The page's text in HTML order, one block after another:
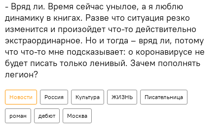
- Вряд ли. Время сейчас унылое, а я люблю
динамику в книгах. Разве что ситуация резко
изменится и произойдет что-то действительно
экстраординарное. Но и тогда – вряд ли, потому
что что-то мне подсказывает: о коронавирусе не
будет писать только ленивый. Зачем пополнять
легион?
Новости Россия Культура ЖИЗНЬ Писательница
роман дебют Москва